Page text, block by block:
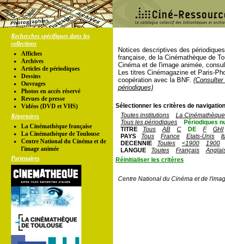
Recherches spécifiques dans les
collections
Affiches
Archives
Articles de périodiques
Dessins
Ouvrages
Photos en accés réservé
Revues de presse
Vidéos (DVD et VHS)
Répertoires
La Cinémathèque française
La Cinémathèque de Toulouse
Centre National du Cinéma et de
l'image animée
Partenaires
Notices descriptives des
française, de la Cinémathèque de
Cinéma et de l'image animée,
Les titres Cinémagazine et Paris-
coopération avec la BNF.
périodiques)
Sélectionner les critères de
Toutes institutions
La
Tous les périodiques
Périodiques
TITRE
Tous AB C DE F
GHI
PAYS
Tous France Etats-Unis
DECENNIE
Toutes <1900
1900
LANGUE
Toutes Français
Réinitialiser les critères
Centre National du Cinéma et de